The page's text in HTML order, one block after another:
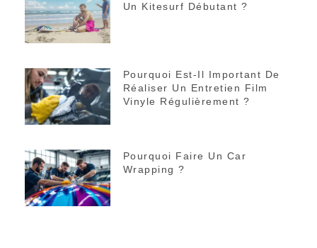
Un Kitesurf Débutant ?
Pourquoi Est-Il Important De
Réaliser Un Entretien Film
Vinyle Régulièrement ?
Pourquoi Faire Un Car
Wrapping ?